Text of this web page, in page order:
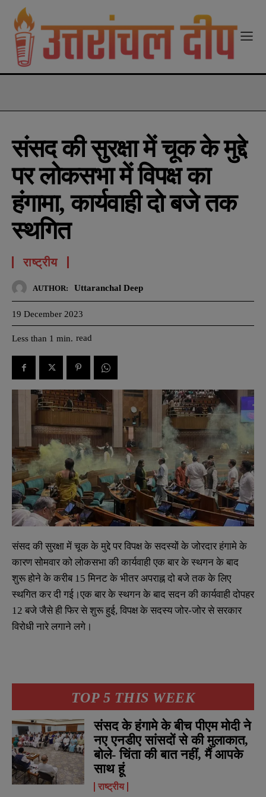
TOP 5 THIS WEEK
संसद के हंगामे के बीच पीएम मोदी ने
नए एनडीए सांसदों से की मुलाकात,
बोले- चिंता की बात नहीं, मैं आपके
साथ हूं
राष्ट्रीय
संसद की सुरक्षा में चूक के मुद्दे
पर लोकसभा में विपक्ष का
हंगामा, कार्यवाही दो बजे तक
स्थगित
राष्ट्रीय
AUTHOR: Uttaranchal Deep
19 December 2023
Less than 1 min. read
संसद की सुरक्षा में चूक के मुद्दे पर विपक्ष के सदस्यों के जोरदार हंगामे के
कारण सोमवार को लोकसभा की कार्यवाही एक बार के स्थगन के बाद
शुरू होने के करीब 15 मिनट के भीतर अपराह्न दो बजे तक के लिए
स्थगित कर दी गई।एक बार के स्थगन के बाद सदन की कार्यवाही दोपहर
12 बजे जैसे ही फिर से शुरू हुई, विपक्ष के सदस्य जोर-जोर से सरकार
विरोधी नारे लगाने लगे।